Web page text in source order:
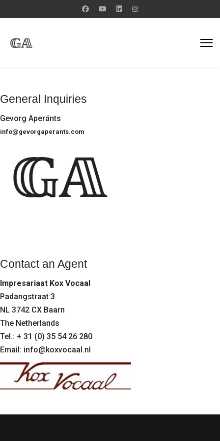
General Inquiries
Gevorg Aperánts
info@gevorgaperants.com
Contact an Agent
Impresariaat Kox Vocaal
Padangstraat 3
NL 3742 CX Baarn
The Netherlands
Tel.: + 31 (0) 35 54 26 280
Email: info@koxvocaal.nl